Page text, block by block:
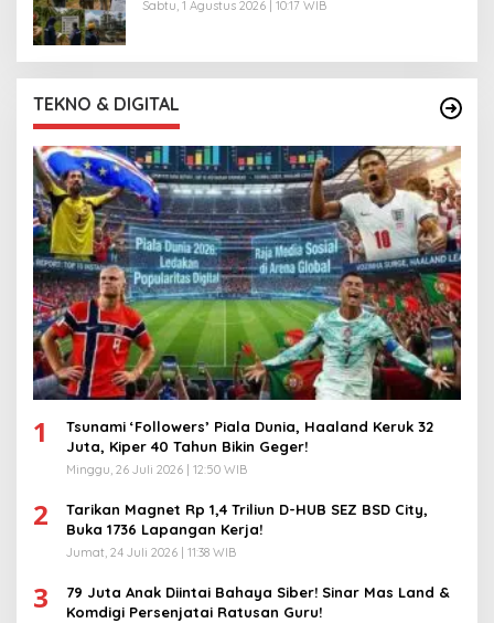
Sabtu, 1 Agustus 2026 | 10:17 WIB
TEKNO & DIGITAL
1
Tsunami ‘Followers’ Piala Dunia, Haaland Keruk 32
Juta, Kiper 40 Tahun Bikin Geger!
Minggu, 26 Juli 2026 | 12:50 WIB
2
Tarikan Magnet Rp 1,4 Triliun D-HUB SEZ BSD City,
Buka 1736 Lapangan Kerja!
Jumat, 24 Juli 2026 | 11:38 WIB
3
79 Juta Anak Diintai Bahaya Siber! Sinar Mas Land &
Komdigi Persenjatai Ratusan Guru!